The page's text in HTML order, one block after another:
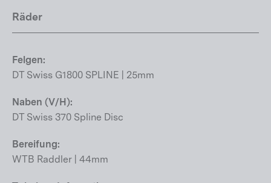
Räder
Felgen:
DT Swiss G1800 SPLINE | 25mm
Naben (V/H):
DT Swiss 370 Spline Disc
Bereifung:
WTB Raddler | 44mm